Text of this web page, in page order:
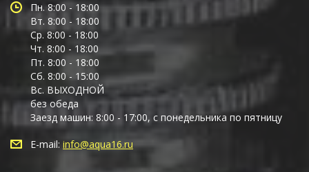
Пн. 8:00 - 18:00
Вт. 8:00 - 18:00
Ср. 8:00 - 18:00
Чт. 8:00 - 18:00
Пт. 8:00 - 18:00
Сб. 8:00 - 15:00
Вс. ВЫХОДНОЙ
без обеда
Заезд машин: 8:00 - 17:00, с понедельника по пятницу
E-mail: info@aqua16.ru